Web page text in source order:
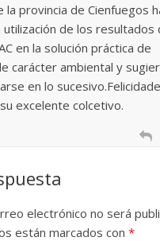
provincia de Cienfuegos
de los resultados
en la solución práctica de
carácter ambiental y
en lo
excelente colcetivo.
electrónico no será
están marcados con*